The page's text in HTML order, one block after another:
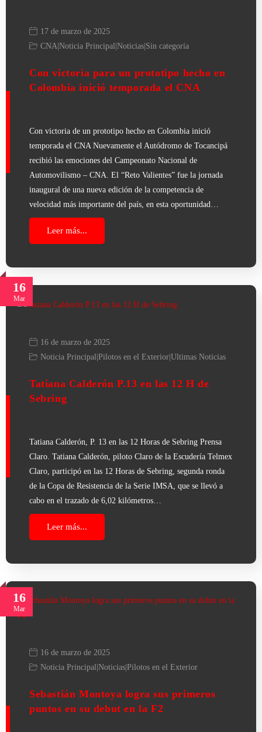
17 de marzo de 2025
CNA|Noticia Principal|Noticias|Sin categoría
Con victoria para un prototipo hecho en
Colombia inició temporada el CNA
Con victoria de un prototipo hecho en Colombia inició
temporada el CNA Nuevamente el Autódromo de Tocancipá
recibió las emociones del Campeonato Nacional de
Automovilismo – CNA. El “Reto Valientes” fue la jornada
inaugural de una nueva edición de la competencia de
velocidad más importante del país, en esta oportunidad…
Leer más...
16
Mar
16 de marzo de 2025
Noticia Principal Pilotos en el Exterior Ultimas Noticias
Tatiana Calderón P.13 en las 12 H de
Sebring
Tatiana Calderón, P. 13 en las 12 Horas de Sebring Prensa
Claro. Tatiana Calderón, piloto Claro de la Escudería Telmex
Claro, participó en las 12 Horas de Sebring, segunda ronda
de la Copa de Resistencia de la Serie IMSA, que se llevó a
cabo en el trazado de 6,02 kilómetros…
Leer más...
16
Mar
16 de marzo de 2025
Noticia Principal Noticias Pilotos en el Exterior
Sebastián Montoya logra sus primeros
puntos en su debut en la F2